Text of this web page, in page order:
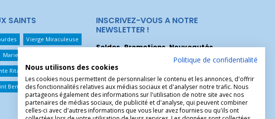
SAINTS
Vierge Miraculeuse
Marie Qui Défait Les Noeuds
Rita Sainte Thérèse
Benoît Saint Christophe
INSCRIVEZ-VOUS A NOTRE
NEWSLETTER !
Soldes, Promotions, Nouveautés...
Inscrivez-vous maintenant pour recevoir
nos meilleures offres.
Politique de confidentialité
Nous utilisons des cookies
Les cookies nous permettent de personnaliser le contenu et les annonces, d'offrir
des fonctionnalités relatives aux médias sociaux et d'analyser notre trafic. Nous
partageons également des informations sur l'utilisation de notre site avec nos
partenaires de médias sociaux, de publicité et d'analyse, qui peuvent combiner
celles-ci avec d'autres informations que vous leur avez fournies ou qu'ils ont